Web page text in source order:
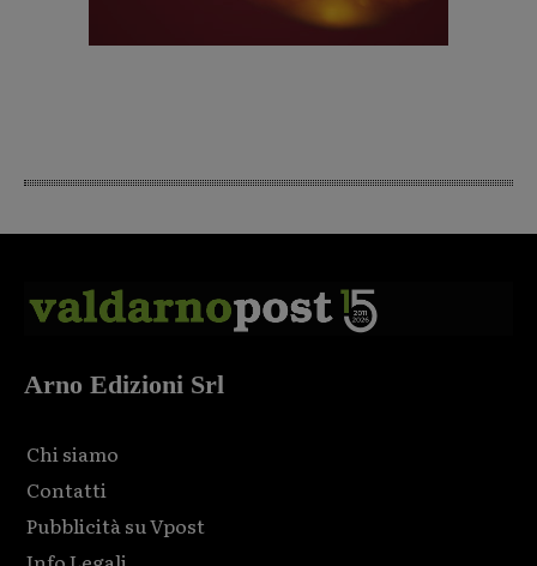
Arno Edizioni Srl
Chi siamo
Contatti
Pubblicità su Vpost